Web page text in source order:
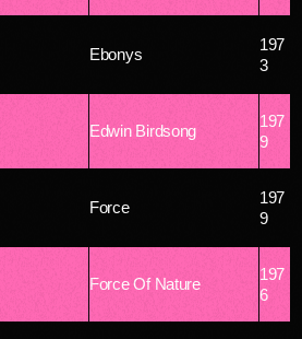
Ebonys
197
3
Edwin Birdsong
197
9
Force
197
9
Force Of Nature
197
6